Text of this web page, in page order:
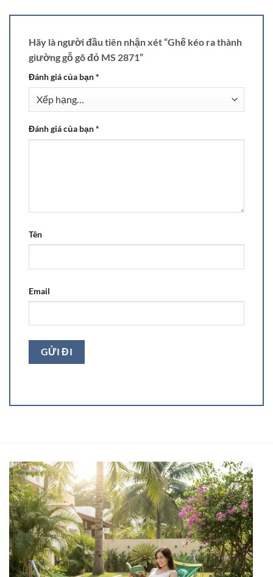
Hãy là người đầu tiên nhận xét “Ghế kéo ra thành
giường gỗ gõ đỏ MS 2871”
Đánh giá của bạn*
Đánh giá của bạn*
Tên
Email